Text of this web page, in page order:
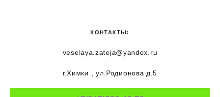
КОНТАКТЫ:
veselaya.zateja@yandex.ru
г.Химки , ул.Родионова д.5